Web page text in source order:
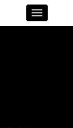
Toggle